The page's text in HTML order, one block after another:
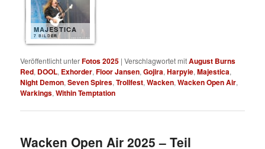
MAJESTICA
7 BILDER
Veröffentlicht unterFotos 2025 |Verschlagwortet mitAugust Burns
Red, DOOL, Exhorder,Floor Jansen,Gojira,Harpyie,Majestica,
Night Demon,Seven Spires,Trollfest,Wacken,Wacken Open Air,
Warkings,Within Temptation
Wacken Open Air 2025 – Teil